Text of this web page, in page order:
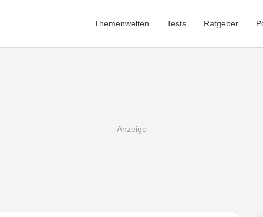
Themenwelten Tests Ratgeber